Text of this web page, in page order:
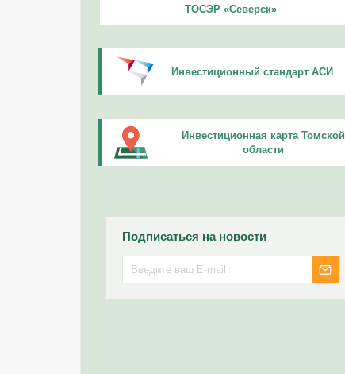
ТОСЭР «Северск»
Инвестиционный стандарт АСИ
Инвестиционная карта Томской
области
Подписаться на новости